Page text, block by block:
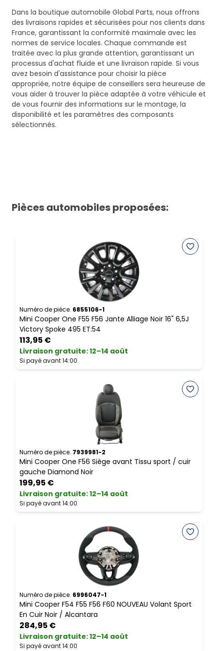
Dans la boutique automobile Global Parts, nous offrons
des livraisons rapides et sécurisées pour nos clients dans
France, garantissant la conformité maximale avec les
normes de service locales. Chaque commande est
traitée avec la plus grande attention, garantissant un
processus d'achat fluide et une livraison rapide. Si vous
avez besoin d'assistance pour choisir la pièce
appropriée, notre équipe de conseillers sera heureuse de
vous aider à trouver la pièce adaptée à votre véhicule et
de vous fournir des informations sur le montage, la
disponibilité et les paramètres des composants
sélectionnés.
Pièces automobiles proposées:
Numéro de pièce. 6855106-1
Mini Cooper One F55 F56 Jante Alliage Noir 16" 6,5J
Victory Spoke 495 ET:54
113,95 €
Livraison gratuite:12–14 août
Si payé avant 14:00
Numéro de pièce. 7939981-2
Mini Cooper One F56 Siège avant Tissu sport / cuir
gauche Diamond Noir
199,95 €
Livraison gratuite:12–14 août
Si payé avant 14:00
Numéro de pièce. 6996047-1
Mini Cooper F54 F55 F56 F60 NOUVEAU Volant Sport
En Cuir Noir / Alcantara
284,95 €
Livraison gratuite:12–14 août
Si payé avant 14:00